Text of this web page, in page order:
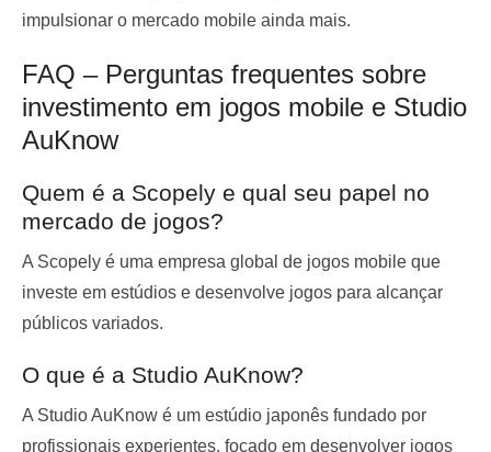
impulsionar o mercado mobile ainda mais.
FAQ – Perguntas frequentes sobre
investimento em jogos mobile e Studio
AuKnow
Quem é a Scopely e qual seu papel no
mercado de jogos?
A Scopely é uma empresa global de jogos mobile que
investe em estúdios e desenvolve jogos para alcançar
públicos variados.
O que é a Studio AuKnow?
A Studio AuKnow é um estúdio japonês fundado por
profissionais experientes, focado em desenvolver jogos